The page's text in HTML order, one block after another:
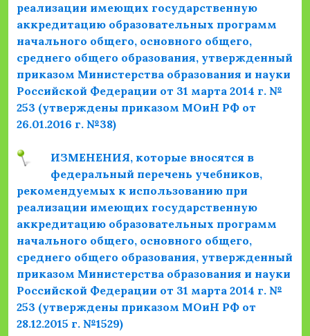
реализации имеющих государственную
аккредитацию образовательных программ
начального общего, основного общего,
среднего общего образования, утвержденный
приказом Министерства образования и науки
Российской Федерации от 31 марта 2014 г. №
253 (утверждены приказом МОиН РФ от
26.01.2016 г. №38)
ИЗМЕНЕНИЯ, которые вносятся в
федеральный перечень учебников,
рекомендуемых к использованию при
реализации имеющих государственную
аккредитацию образовательных программ
начального общего, основного общего,
среднего общего образования, утвержденный
приказом Министерства образования и науки
Российской Федерации от 31 марта 2014 г. №
253 (утверждены приказом МОиН РФ от
28.12.2015 г. №1529)